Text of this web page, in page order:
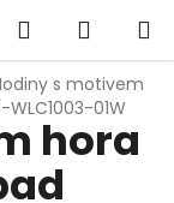
Hledat
KOŠÍK
s motivem
01W
hora